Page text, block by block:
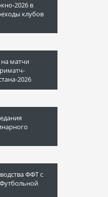
2026 в
клубов
матчи
2026
ФФТ с